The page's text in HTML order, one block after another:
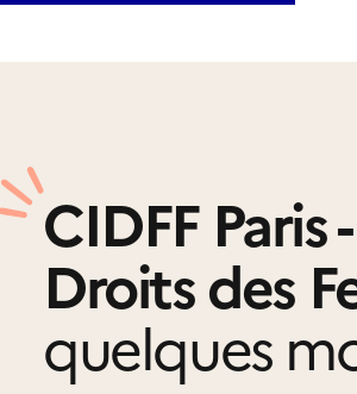
CIDFF
Droits des
quelques